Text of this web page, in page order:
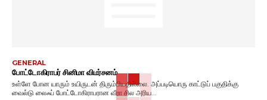
GENERAL
போட்டோகிராபர் சினிமா விமர்சனம்
உள்ளே போன யாரும் உயிருடன் திரும்பியதில்லை. அப்படியொரு காட்டுப் பகுதிக்கு
வைல்டு லைஃப் போட்டோகிராபரான வீரா சில அரிய...